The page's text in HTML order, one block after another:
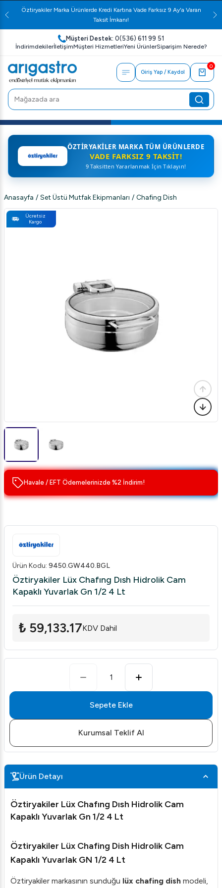
Öztiryakiler Marka Ürünlerde Kredi Kartına Vade Farksız 9 Ay'a Varan
Taksit İmkanı!
Müşteri Destek: 0(536) 611 99 51
İndirimdekilerİletişimMüşteri HizmetleriYeni ÜrünlerSiparişim Nerede?
Giriş Yap / Kaydol
0
ÖZTIRYAKILER MARKA TÜM ÜRÜNLERDE
VADE FARKSIZ 9 TAKSIT!
9 Taksitten Yararlanmak İçin Tıklayın!
Anasayfa / Set Üstü Mutfak Ekipmanları / Chafing Dish
Ücretsiz
Kargo
Havale / EFT Ödemelerinizde %2 İndirim!
Ürün Kodu: 9450.GW440.BGL
Öztiryakiler Lüx Chafıng Dısh Hidrolik Cam
Kapaklı Yuvarlak Gn 1/2 4 Lt
₺ 59,133.17KDV Dahil
1
Sepete Ekle
Kurumsal Teklif Al
Ürün Detayı
Öztiryakiler Lüx Chafıng Dısh Hidrolik Cam
Kapaklı Yuvarlak Gn 1/2 4 Lt
Öztiryakiler Lüx Chafing Dish Hidrolik Cam
Kapaklı Yuvarlak GN 1/2 4 Lt
Öztiryakiler markasının sunduğu lüx chafing dish modeli,